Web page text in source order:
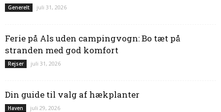
Generelt juli 31, 2026
Ferie på Als uden campingvogn: Bo tæt på
stranden med god komfort
Rejser juli 31, 2026
Din guide til valg af hækplanter
Haven juli 29, 2026